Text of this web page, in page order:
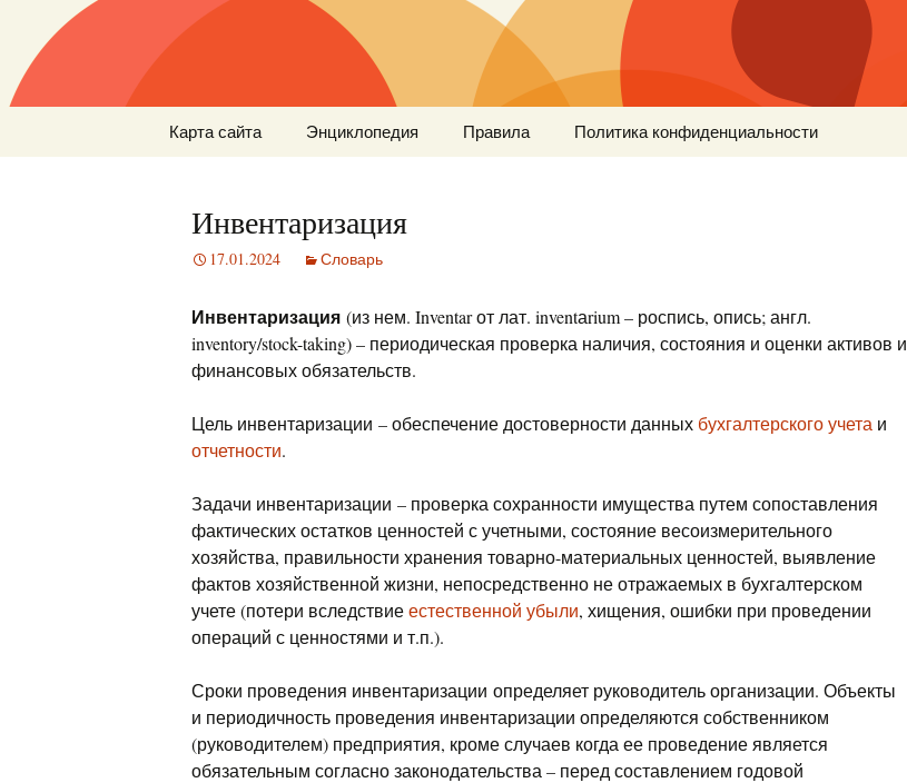
Карта сайта Энциклопедия Правила Политика конфиденциальности
Инвентаризация
17.01.2024 Словарь
Инвентаризация (из нем. Inventar от лат. inventаrium – роспись, опись; англ.
inventory/stock-taking) – периодическая проверка наличия, состояния и оценки активов и
финансовых обязательств.
Цель инвентаризации – обеспечение достоверности данных бухгалтерского учета и
отчетности.
Задачи инвентаризации – проверка сохранности имущества путем сопоставления
фактических остатков ценностей с учетными, состояние весоизмерительного
хозяйства, правильности хранения товарно-материальных ценностей, выявление
фактов хозяйственной жизни, непосредственно не отражаемых в бухгалтерском
учете (потери вследствиеестественной убыли, хищения, ошибки при проведении
операций с ценностями и т.п.).
Сроки проведения инвентаризации определяет руководитель организации. Объекты
и периодичность проведения инвентаризации определяются собственником
(руководителем) предприятия, кроме случаев когда ее проведение является
обязательным согласно законодательства – перед составлением годовой